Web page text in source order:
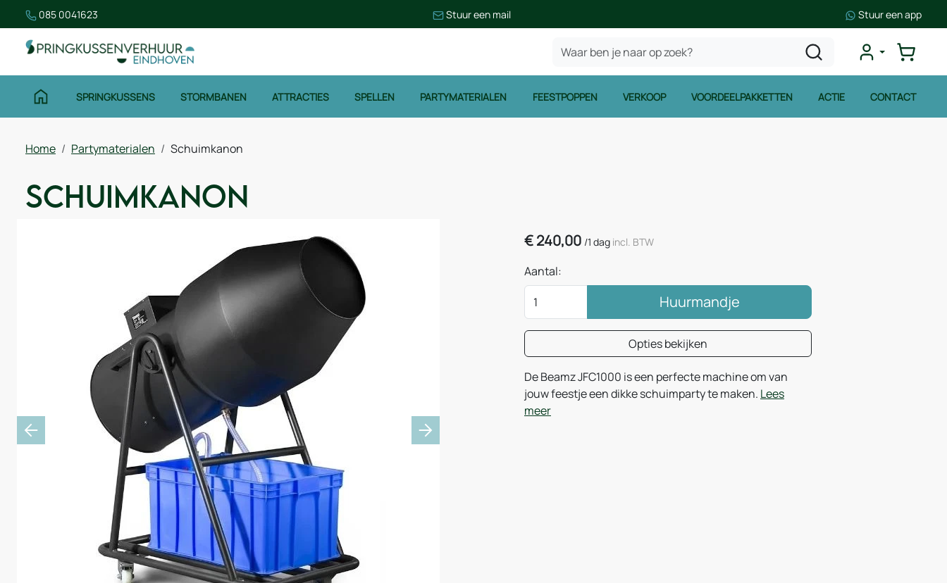
085 0041623 Stuur een mail Stuur een app
SPRINGKUSSENS STORMBANEN ATTRACTIES SPELLEN PARTYMATERIALEN FEESTPOPPEN VERKOOP VOORDEELPAKKETTEN ACTIE CONTACT
Home Partymaterialen Schuimkanon
Schuimkanon
Previous Next
€240,00 /1 dag incl. BTW
Aantal:
Huurmandje
Opties bekijken
De Beamz JFC1000 is een perfecte machine om van
jouw feestje een dikke schuimparty te maken. Lees
meer